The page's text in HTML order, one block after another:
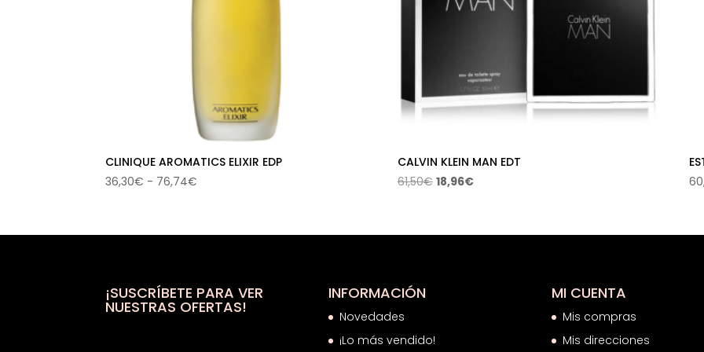
CLINIQUE AROMATICS ELIXIR EDP
36,30€ - 76,74€
desde
76,74€
CALVIN KLEIN MAN EDT
61,50€ El
era:
18,96€El
es:
¡SUSCRÍBETE PARA VER
NUESTRAS OFERTAS!
INFORMACIÓN
Novedades
¡Lo más vendido!
MI CUENTA
Mis compras
Mis direcciones